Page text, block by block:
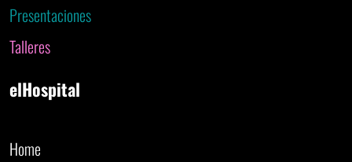
Presentaciones
Talleres
elHospital
Home